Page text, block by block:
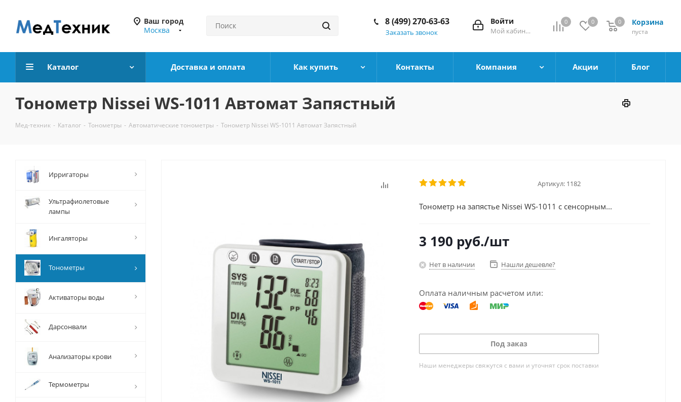
Ваш город
Москва
0 0 Корзина
0
пуста
0
Войти
Мой кабинет
8 (499) 270-63-63
Заказать звонок
Каталог Доставка и оплата Как купить Контакты Компания Акции Блог
Тонометр Nissei WS-1011 Автомат Запястный
Мед-техник - Каталог - Тонометры - Автоматические тонометры - Тонометр Nissei WS-1011 Автомат Запястный
Артикул: 1182
Тонометр на запястье Nissei WS-1011 с сенсорным...
3 190 руб./шт
Нет в наличии Нашли дешевле?
Оплата наличным расчетом или:
Под заказ
Наши менеджеры свяжутся с вами и уточнят срок поставки
Ирригаторы
Ультрафиолетовые
лампы
Ингаляторы
Тонометры
Активаторы воды
Дарсонвали
Анализаторы крови
Термометры